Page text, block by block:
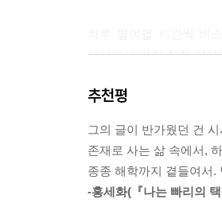
시내버스의 세 가지 큰 덕
막걸리 한 잔을 못 먹다니!
나의 건강이 시민의 안전
버스는 한번 문 닫으면
운전 중인 버스기사에게
한다 해도 제대로 알아듣
‘684, 49, 9, 62, 554, 559,
대충 아무 번호나 하나
태워야 한다. 정류장에
기사가 속 깊은 계산으
세상에서 가장 착한 기
운전하며 머릿속으로
쓰는 기사 허혁의 글은
약속장소를 가기 위해
사람이라면, 버스 차창
추천평
그의 글이 반가웠던 건
존재로 사는 삶 속에서,
종종 해학까지 곁들여서
-홍세화(『나는 빠리의